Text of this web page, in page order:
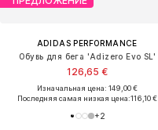
ADIDAS PERFORMANCE
Обувь для бега 'Adizero Evo SL'
126,65 €
Изначальная цена: 149,00 €
Последняя самая низкая цена:116,10 €
+2